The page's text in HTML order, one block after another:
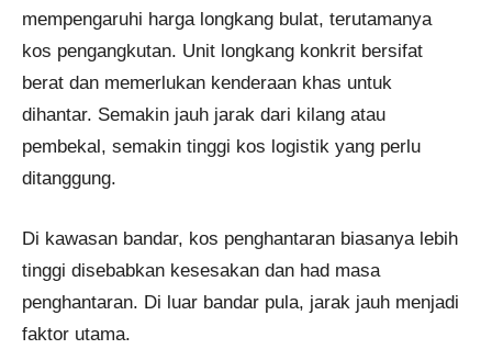
mempengaruhi harga longkang bulat, terutamanya
kos pengangkutan. Unit longkang konkrit bersifat
berat dan memerlukan kenderaan khas untuk
dihantar. Semakin jauh jarak dari kilang atau
pembekal, semakin tinggi kos logistik yang perlu
ditanggung.
Di kawasan bandar, kos penghantaran biasanya lebih
tinggi disebabkan kesesakan dan had masa
penghantaran. Di luar bandar pula, jarak jauh menjadi
faktor utama.